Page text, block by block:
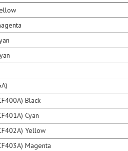
Black
Cyan
Yellow
Magenta